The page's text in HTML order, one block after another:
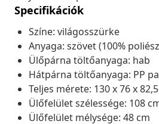
Specifikációk
Színe: világosszürke
Anyaga: szövet (100%
Ülőpárna töltőanyaga: hab
Hátpárna töltőanyaga: PP
Teljes mérete: 130 x 76 x
Ülőfelület szélessége: 108
Ülőfelület mélysége: 48 cm